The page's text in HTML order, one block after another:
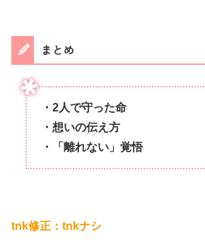
まとめ
・2人で守った命
・想いの伝え方
・「離れない」覚悟
tnk修正：tnkナシ